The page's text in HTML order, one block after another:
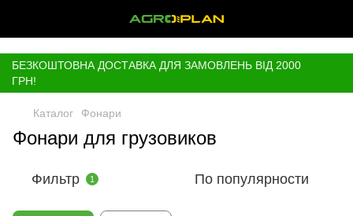
БЕЗКОШТОВНА ДОСТАВКА ДЛЯ ЗАМОВЛЕНЬ ВІД 2000
ГРН!
Каталог Фонари
Фонари для грузовиков
Фильтр 1 По популярности